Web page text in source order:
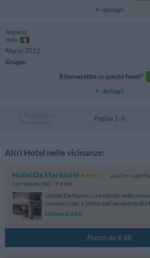
dettagli
Antonio
Italia
Marzo 2012
Gruppo
Ritornerebbe in questo hotel?
dettagli
Pagina 1-3
Altri Hotel nelle vicinanze:
Hotel Da Mariuccia via Don Luigi
Con Induno (MI) - 9.4 Km
L'Hotel Da Mariuccia è situato nelle
commerciale, a 10 km dall'aeroporto di
Ottimo 8.4/10
Prezzi da € 60